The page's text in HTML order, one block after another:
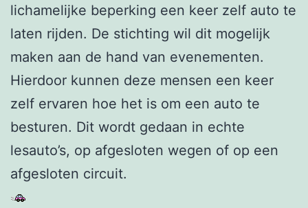
lichamelijke beperking een keer zelf auto te
laten rijden. De stichting wil dit mogelijk
maken aan de hand van evenementen.
Hierdoor kunnen deze mensen een keer
zelf ervaren hoe het is om een auto te
besturen. Dit wordt gedaan in echte
lesauto’s, op afgesloten wegen of op een
afgesloten circuit.